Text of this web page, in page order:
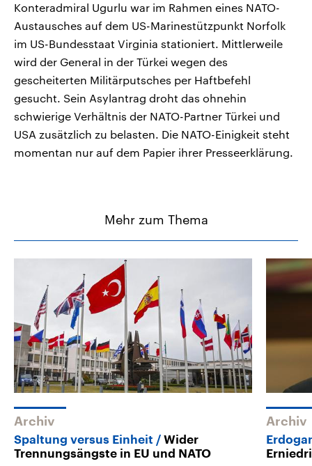
Konteradmiral Ugurlu war im Rahmen eines NATO-
Austausches auf dem US-Marinestützpunkt Norfolk
im US-Bundesstaat Virginia stationiert. Mittlerweile
wird der General in der Türkei wegen des
gescheiterten Militärputsches per Haftbefehl
gesucht. Sein Asylantrag droht das ohnehin
schwierige Verhältnis der NATO-Partner Türkei und
USA zusätzlich zu belasten. Die NATO-Einigkeit steht
momentan nur auf dem Papier ihrer Presseerklärung.
Mehr zum Thema
Archiv
Spaltung versus Einheit
Wider
Trennungsängste in EU und NATO
Archiv